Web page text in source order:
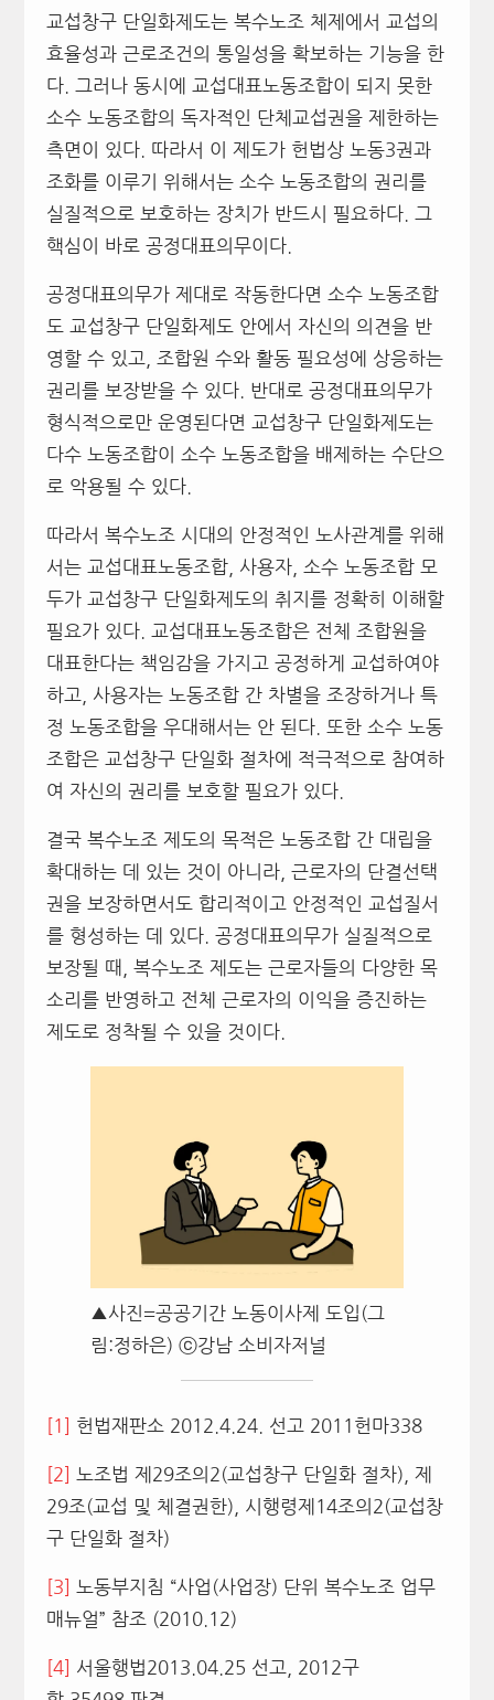
교섭창구 단일화제도는 복수노조 체제에서 교섭의
효율성과 근로조건의 통일성을 확보하는 기능을 한
다. 그러나 동시에 교섭대표노동조합이 되지 못한
소수 노동조합의 독자적인 단체교섭권을 제한하는
측면이 있다. 따라서 이 제도가 헌법상 노동3권과
조화를 이루기 위해서는 소수 노동조합의 권리를
실질적으로 보호하는 장치가 반드시 필요하다. 그
핵심이 바로 공정대표의무이다.
공정대표의무가 제대로 작동한다면 소수 노동조합
도 교섭창구 단일화제도 안에서 자신의 의견을 반
영할 수 있고, 조합원 수와 활동 필요성에 상응하는
권리를 보장받을 수 있다. 반대로 공정대표의무가
형식적으로만 운영된다면 교섭창구 단일화제도는
다수 노동조합이 소수 노동조합을 배제하는 수단으
로 악용될 수 있다.
따라서 복수노조 시대의 안정적인 노사관계를 위해
서는 교섭대표노동조합, 사용자, 소수 노동조합 모
두가 교섭창구 단일화제도의 취지를 정확히 이해할
필요가 있다. 교섭대표노동조합은 전체 조합원을
대표한다는 책임감을 가지고 공정하게 교섭하여야
하고, 사용자는 노동조합 간 차별을 조장하거나 특
정 노동조합을 우대해서는 안 된다. 또한 소수 노동
조합은 교섭창구 단일화 절차에 적극적으로 참여하
여 자신의 권리를 보호할 필요가 있다.
결국 복수노조 제도의 목적은 노동조합 간 대립을
확대하는 데 있는 것이 아니라, 근로자의 단결선택
권을 보장하면서도 합리적이고 안정적인 교섭질서
를 형성하는 데 있다. 공정대표의무가 실질적으로
보장될 때, 복수노조 제도는 근로자들의 다양한 목
소리를 반영하고 전체 근로자의 이익을 증진하는
제도로 정착될 수 있을 것이다.
▲사진=공공기간 노동이사제 도입(그
림:정하은) ⓒ강남 소비자저널
[1] 헌법재판소 2012.4.24. 선고 2011헌마338
[2]
노조법 제29조의2(교섭창구 단일화 절차), 제
29조(교섭 및 체결권한), 시행령제14조의2(교섭창
구 단일화 절차)
[3]
노동부지침 “사업(사업장) 단위 복수노조 업무
매뉴얼” 참조 (2010.12)
[4]
서울행법2013.04.25 선고, 2012구